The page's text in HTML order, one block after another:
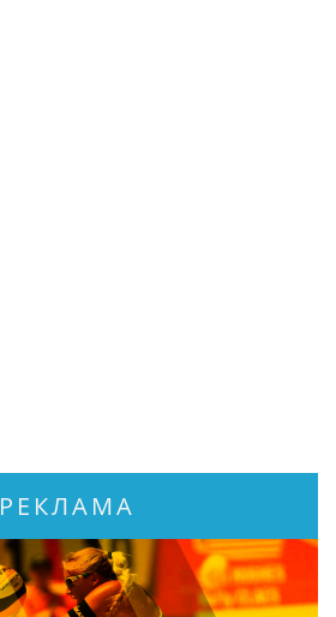
РЕКЛАМА